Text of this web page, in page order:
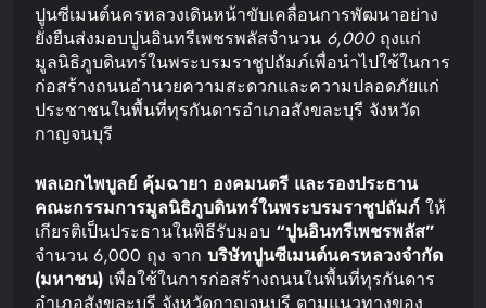
ปูนซีเมนต์นครหลวงเดินหน้าขับเคลื่อนการพัฒนาอย่าง
ยั่งยืนส่งมอบปูนอินทรีเพชรพลัสจำนวน 6,000 ถุงแก่
มูลนิธิภูบดินทร์ในพระบรมราชูปถัมภ์เพื่อนำไปใช้ในการ
ก่อสร้างถนนอำนวยความสะดวกและความปลอดภัยแก่
ประชาชนในพื้นที่ทุรกันดารอำเภอสังขละบุรี จังหวัด
กาญจนบุรี
พลเอกไพบูลย์ คุ้มฉายา องคมนตรี และรองประธาน
คณะกรรมการมูลนิธิภูบดินทร์ในพระบรมราชูปถัมภ์ ให้
เกียรติเป็นประธานในพิธีรับมอบ “ปูนอินทรีเพชรพลัส”
จำนวน 6,000 ถุง จาก บริษัทปูนซีเมนต์นครหลวงจำกัด
(มหาชน) เพื่อใช้ในการก่อสร้างถนนในพื้นที่ทุรกันดาร
อำเภอสังขละบุรี จังหวัดกาญจนบุรี ตามแนวทางของ